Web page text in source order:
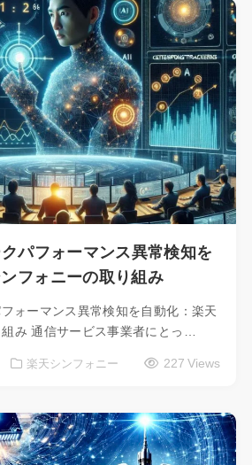
パフォーマンス異常検知を
フォニーの取り組み
ォーマンス異常検知を自動化：楽天
み 通信サービス事業者にとっ…
楽天シンフォニー 227 Views